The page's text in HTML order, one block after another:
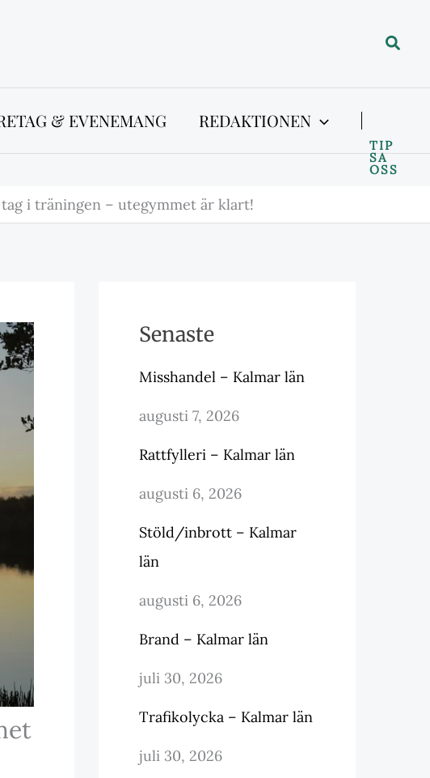
Sök
& EVENEMANG REDAKTIONEN
TIP
SA
OSS
tag i träningen – utegymmet är klart!
Senaste
Misshandel – Kalmar län
augusti 7, 2026
Rattfylleri – Kalmar län
augusti 6, 2026
Stöld/inbrott – Kalmar
län
augusti 6, 2026
Brand – Kalmar län
juli 30, 2026
Trafikolycka – Kalmar län
juli 30, 2026